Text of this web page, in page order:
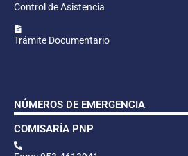
Control de Asistencia
Trámite Documentario
NÚMEROS DE EMERGENCIA
COMISARÍA PNP